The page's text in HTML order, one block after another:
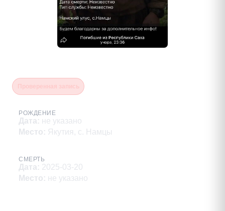
РОЖДЕНИЕ
Дата: не указано
Место: Якутия, с. Намцы
СМЕРТЬ
Дата: 2025-03-20
Место: не указано